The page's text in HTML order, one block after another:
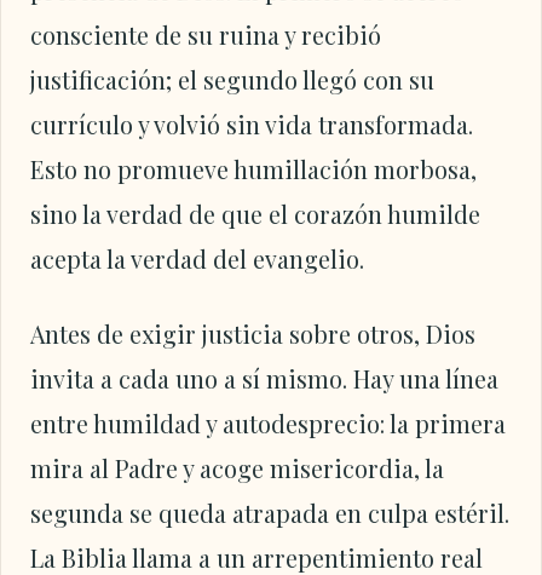
consciente de su ruina y recibió
justificación; el segundo llegó con su
currículo y volvió sin vida transformada.
Esto no promueve humillación morbosa,
sino la verdad de que el corazón humilde
acepta la verdad del evangelio.
Antes de exigir justicia sobre otros, Dios
invita a cada uno a sí mismo. Hay una línea
entre humildad y autodesprecio: la primera
mira al Padre y acoge misericordia, la
segunda se queda atrapada en culpa estéril.
La Biblia llama a un arrepentimiento real